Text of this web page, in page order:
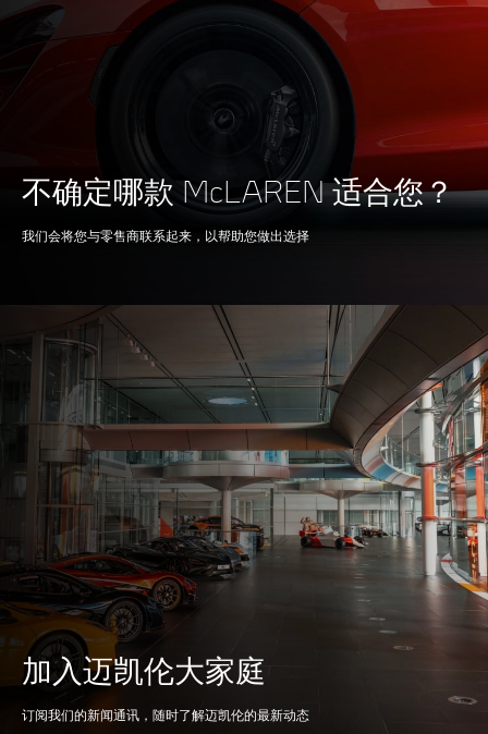
90° V8
双涡轮增压器，干式油
底壳
制动系统
100-0kph (62-0mph) 32m (105ft)
200-0kph (124-0mph) 130m (426ft)
效能
不确定哪款 McLAREN 适合您？
我们会将您与零售商联系起来，以帮助您做出选择
加入迈凯伦大家庭
订阅我们的新闻通讯，随时了解迈凯伦的最新动态